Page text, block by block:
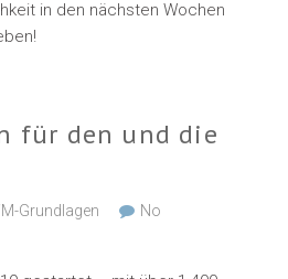
in den nächsten Wochen
für den und die
Grundlagen
No